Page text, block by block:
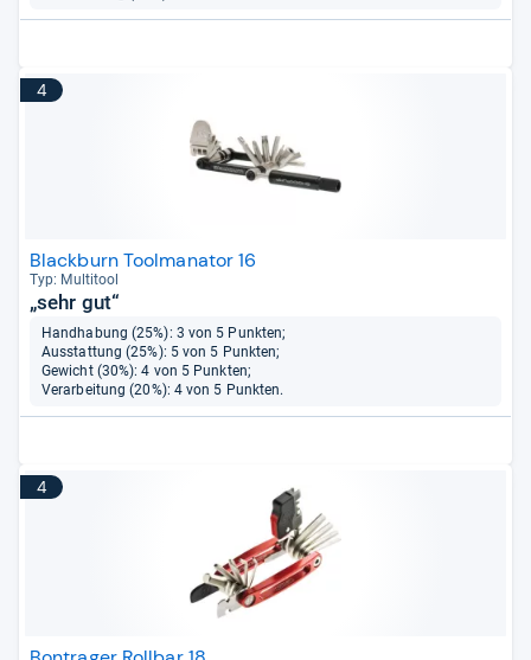
4
Blackburn Toolmanator 16
Typ: Mul­ti­tool
„sehr gut“
Handhabung (25%): 3 von 5 Punkten;
Ausstattung (25%): 5 von 5 Punkten;
Gewicht (30%): 4 von 5 Punkten;
Verarbeitung (20%): 4 von 5 Punkten.
4